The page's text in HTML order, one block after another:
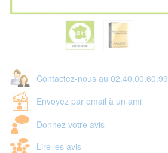
Contactez-nous au 02.40.00.60.99
Envoyez par email à un ami
Donnez votre avis
Lire les avis